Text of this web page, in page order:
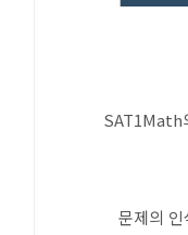
SAT1Math
문제의